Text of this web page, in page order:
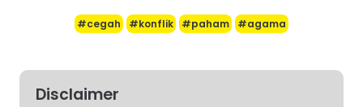
#cegah #konflik #paham #agama
Disclaimer